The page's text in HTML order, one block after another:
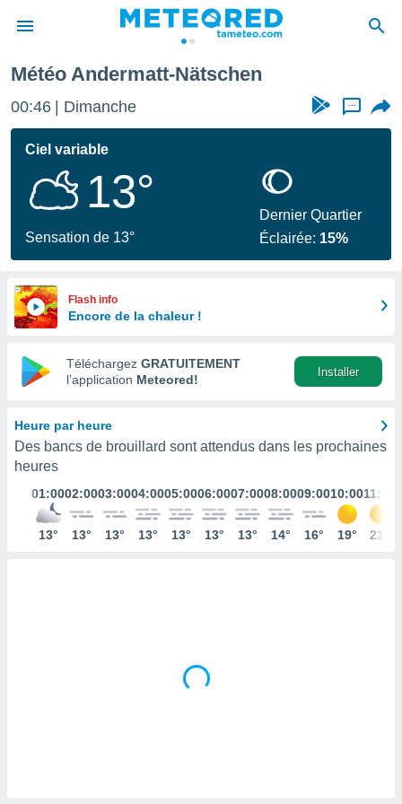
de
en
ACCEPTER
Météo Andermatt-Nätschen
00:46 Dimanche ...
Ciel variable
13°
Sensation de 13°
Dernier Quartier
Éclairée: 15%
Flash info
Encore de la chaleur !
Téléchargez GRATUITEMENT
l’application Meteored!
Installer
Heure par heure
Des bancs de brouillard sont attendus dans les prochaines
heures
01:00
13°
02:00
13°
03:00
13°
04:00
13°
05:00
13°
06:00
13°
07:00
13°
08:00
14°
09:00
16°
10:00
19°
11:00
21°